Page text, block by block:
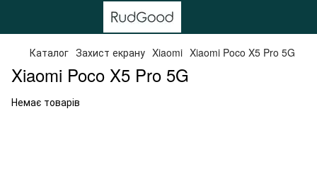
Каталог Захист екрану Xiaomi Xiaomi Poco X5 Pro 5G
Xiaomi Poco X5 Pro 5G
Немає товарів